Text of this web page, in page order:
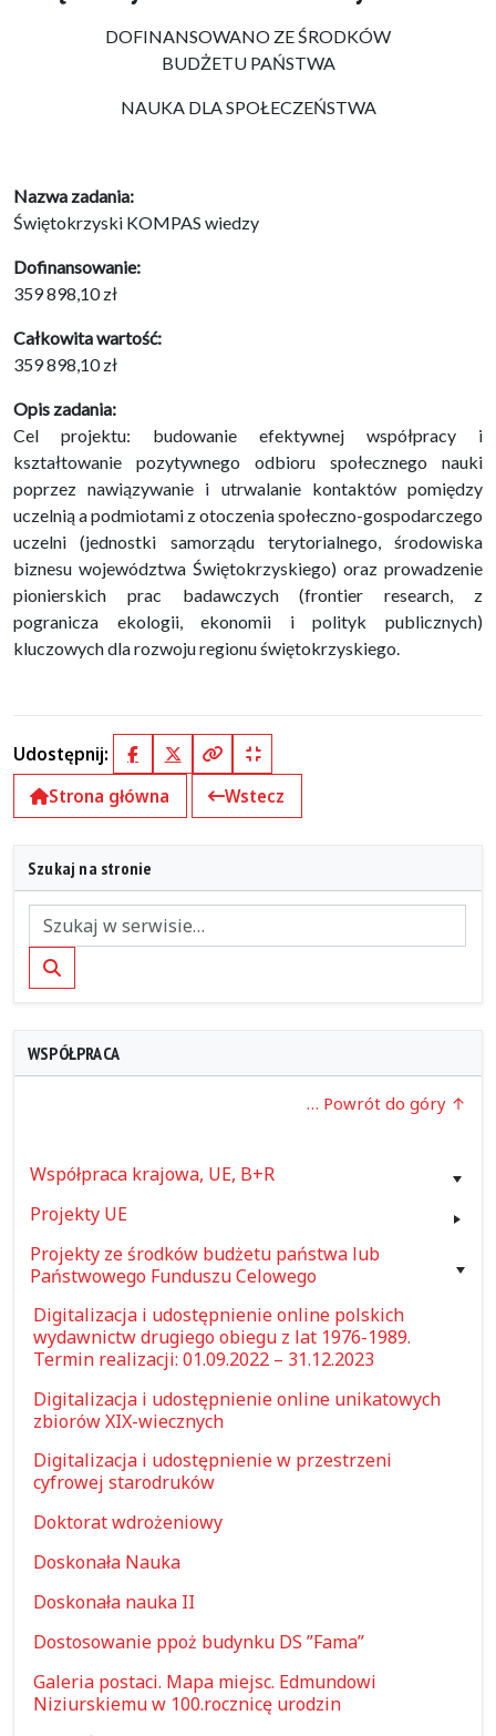
DOFINANSOWANO ZE ŚRODKÓW
BUDŻETU PAŃSTWA
NAUKA DLA SPOŁECZEŃSTWA
Nazwa zadania:
Świętokrzyski KOMPAS wiedzy
Dofinansowanie:
359 898,10 zł
Całkowita wartość:
359 898,10 zł
Opis zadania:
Cel projektu: budowanie efektywnej współpracy i
kształtowanie pozytywnego odbioru społecznego nauki
poprzez nawiązywanie i utrwalanie kontaktów pomiędzy
uczelnią a podmiotami z otoczenia społeczno-gospodarczego
uczelni (jednostki samorządu terytorialnego, środowiska
biznesu województwa Świętokrzyskiego) oraz prowadzenie
pionierskich prac badawczych (frontier research, z
pogranicza ekologii, ekonomii i polityk publicznych)
kluczowych dla rozwoju regionu świętokrzyskiego.
Udostępnij: FacebookX (Twitter)
Kopiuj pełny link
Kopiuj krótki link
Strona główna
Wstecz
Szukaj na stronie
Szukaj
WSPÓŁPRACA
… Powrót do góry
Współpraca krajowa, UE, B+R
Projekty UE
Projekty ze środków budżetu państwa lub
Państwowego Funduszu Celowego
Digitalizacja i udostępnienie online polskich
wydawnictw drugiego obiegu z lat 1976-1989.
Termin realizacji: 01.09.2022 – 31.12.2023
Digitalizacja i udostępnienie online unikatowych
zbiorów XIX-wiecznych
Digitalizacja i udostępnienie w przestrzeni
cyfrowej starodruków
Doktorat wdrożeniowy
Doskonała Nauka
Doskonała nauka II
Dostosowanie ppoż budynku DS ”Fama”
Galeria postaci. Mapa miejsc. Edmundowi
Niziurskiemu w 100.rocznicę urodzin